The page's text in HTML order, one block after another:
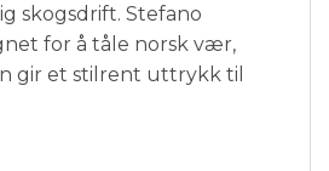
skogsdrift. Stefano
for å tåle norsk vær,
gir et stilrent uttrykk til